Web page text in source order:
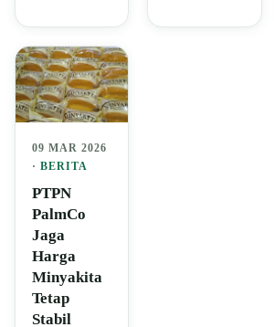
09 MAR 2026
· BERITA
PTPN
PalmCo
Jaga
Harga
Minyakita
Tetap
Stabil